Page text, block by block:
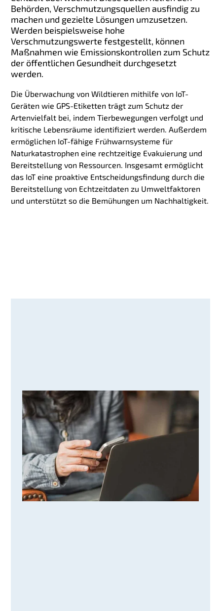
Behörden, Verschmutzungsquellen ausfindig zu
machen und gezielte Lösungen umzusetzen.
Werden beispielsweise hohe
Verschmutzungswerte festgestellt, können
Maßnahmen wie Emissionskontrollen zum Schutz
der öffentlichen Gesundheit durchgesetzt
werden.
Die Überwachung von Wildtieren mithilfe von IoT-
Geräten wie GPS-Etiketten trägt zum Schutz der
Artenvielfalt bei, indem Tierbewegungen verfolgt und
kritische Lebensräume identifiziert werden. Außerdem
ermöglichen IoT-fähige Frühwarnsysteme für
Naturkatastrophen eine rechtzeitige Evakuierung und
Bereitstellung von Ressourcen. Insgesamt ermöglicht
das IoT eine proaktive Entscheidungsfindung durch die
Bereitstellung von Echtzeitdaten zu Umweltfaktoren
und unterstützt so die Bemühungen um Nachhaltigkeit.